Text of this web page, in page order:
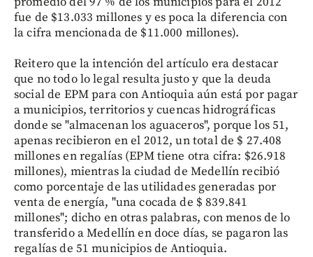
fue de $13.033 millones y es poca la diferencia con
la cifra mencionada de $11.000 millones).
Reitero que la intención del artículo era destacar
que no todo lo legal resulta justo y que la deuda
social de EPM para con Antioquia aún está por pagar
a municipios, territorios y cuencas hidrográficas
donde se "almacenan los aguaceros", porque los 51,
apenas recibieron en el 2012, un total de $ 27.408
millones en regalías (EPM tiene otra cifra: $26.918
millones), mientras la ciudad de Medellín recibió
como porcentaje de las utilidades generadas por
venta de energía, "una cocada de $ 839.841
millones"; dicho en otras palabras, con menos de lo
transferido a Medellín en doce días, se pagaron las
regalías de 51 municipios de Antioquia.